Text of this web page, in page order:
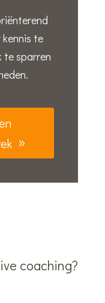
te
te sparren
coaching?